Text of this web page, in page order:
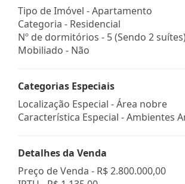
Tipo de Imóvel - Apartamento
Categoria - Residencial
Nº de dormitórios - 5 (Sendo 2
Mobiliado - Não
Categorias Especiais
Localização Especial - Área nobre
Característica Especial - Ambientes
Detalhes da Venda
Preço de Venda - R$ 2.800.000,00